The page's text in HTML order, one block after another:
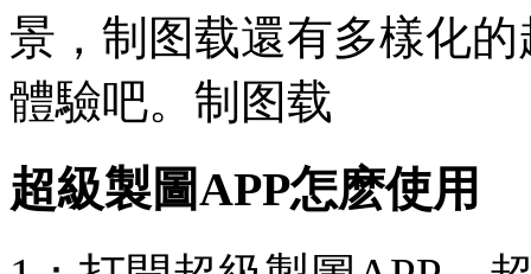
景，制图载還有多樣化
體驗吧。制图载
超級製圖APP怎麽使用